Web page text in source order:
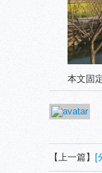
本文固
【上一篇】 [